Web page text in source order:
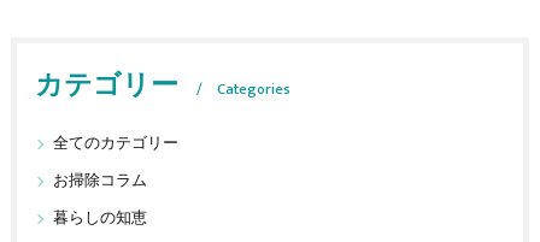
カテゴリー Categories
全てのカテゴリー
お掃除コラム
暮らしの知恵